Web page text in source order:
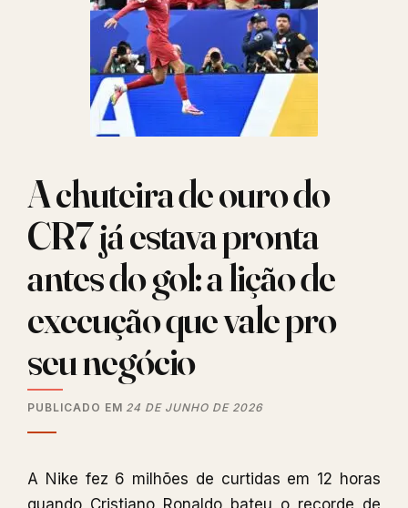
A chuteira de ouro do
CR7 já estava pronta
antes do gol: a lição de
execução que vale pro
seu negócio
PUBLICADO EM 24 DE JUNHO DE 2026
A Nike fez 6 milhões de curtidas em 12 horas
quando Cristiano Ronaldo bateu o recorde de